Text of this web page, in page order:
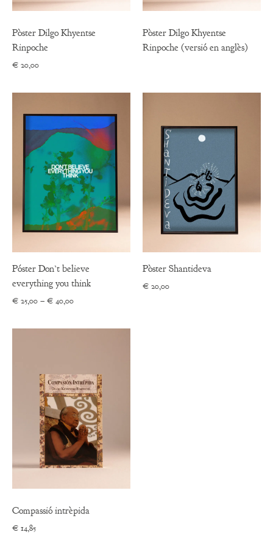
Pòster Dilgo Khyentse
Rinpoche
€ 20,00
Pòster Dilgo Khyentse
Rinpoche (versió en anglès)
Póster Don’t believe
everything you think
€ 25,00 – € 40,00Price
Pòster Shantideva
€ 20,00
Compassió intrèpida
€ 14,85